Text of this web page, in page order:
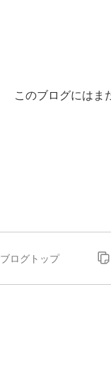
このブログにはま
ブログトップ